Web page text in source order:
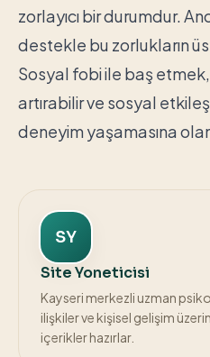
zorlayıcı bir durumdur.
destekle bu zorlukların
Sosyal fobi ile baş
artırabilir ve sosyal
deneyim yaşamasına
SY
Site Yoneticisi
Kayseri merkezli uzman
ilişkiler ve kişisel gelişim
içerikler hazırlar.